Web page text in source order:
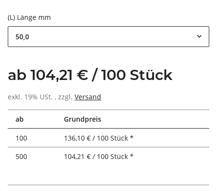
(L) Länge mm
50,0
ab 104,21 € / 100 Stück
exkl. 19% USt. , zzgl. Versand
ab Grundpreis
100
136,10 € / 100 Stück *
500
104,21 € / 100 Stück *